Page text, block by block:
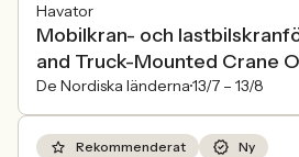
Havator
Mobilkran- och
and Truck-Mounted Crane
De Nordiska länderna13/7 – 13/8
Rekommenderat Ny